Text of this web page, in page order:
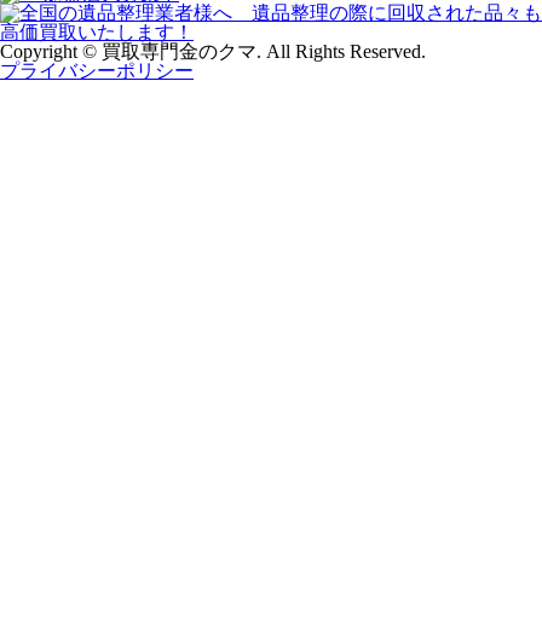
Copyright © 買取専門金のクマ. All Rights Reserved.
プライバシーポリシー